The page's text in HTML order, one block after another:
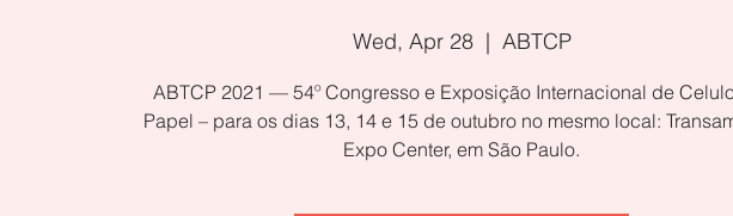
Wed, Apr 28
  |
ABTCP
ABTCP 2021 — 54º Congresso e Exposição Internacional de
Papel – para os dias 13, 14 e 15 de outubro no mesmo local:
Expo Center, em São Paulo.